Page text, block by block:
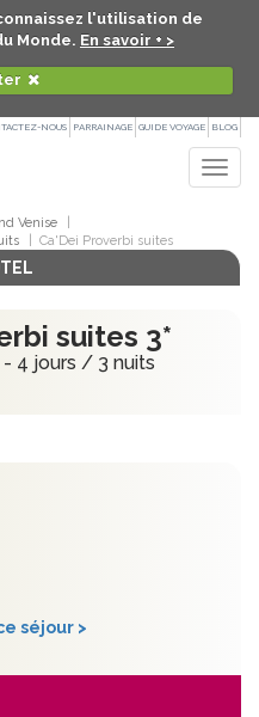
l'utilisation de
Monde. En savoir + >
NOUS PARRAINAGE GUIDE VOYAGE BLOG
Venise
Ca'Dei Proverbi suites
suites 3*
- 4 jours / 3 nuits
séjour >